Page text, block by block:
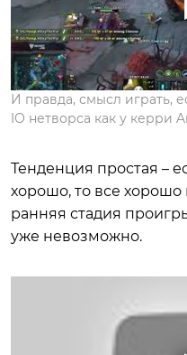
И правда, смысл играть,
IO нетворса как у керри
Тенденция простая –
хорошо, то все хорошо
ранняя стадия
уже невозможно.